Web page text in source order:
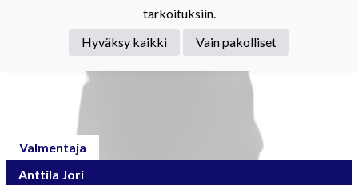
Valmentaja
Anttila Jori
tarkoituksiin.
Hyväksy kaikki
Vain pakolliset